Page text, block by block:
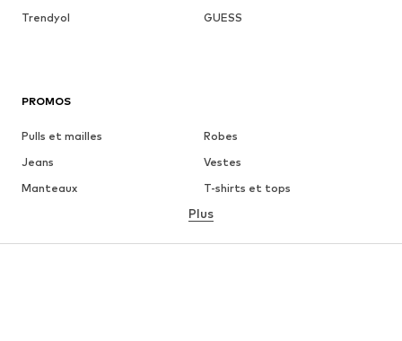
Trendyol
GUESS
PROMOS
Pulls et mailles
Robes
Jeans
Vestes
Manteaux
T-shirts et tops
Lingerie
Jupes
Blouses et tuniques
Plus